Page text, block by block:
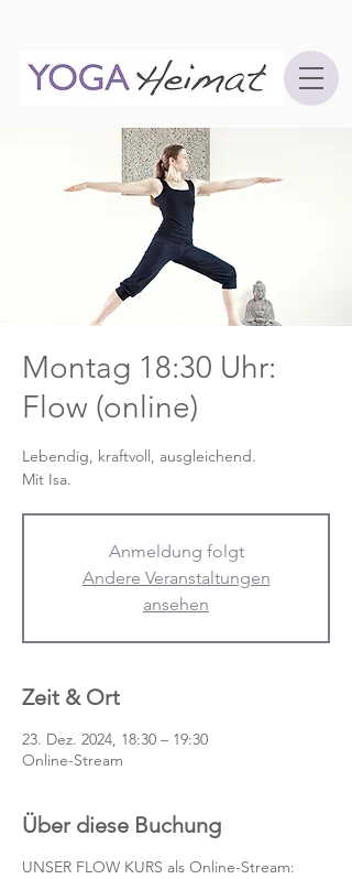
Montag 18:30 Uhr:
Flow (online)
Lebendig, kraftvoll, ausgleichend.
Mit Isa.
Anmeldung folgt
Andere Veranstaltungen
ansehen
Zeit & Ort
23. Dez. 2024, 18:30 – 19:30
Online-Stream
Über diese Buchung
UNSER FLOW KURS als Online-Stream: